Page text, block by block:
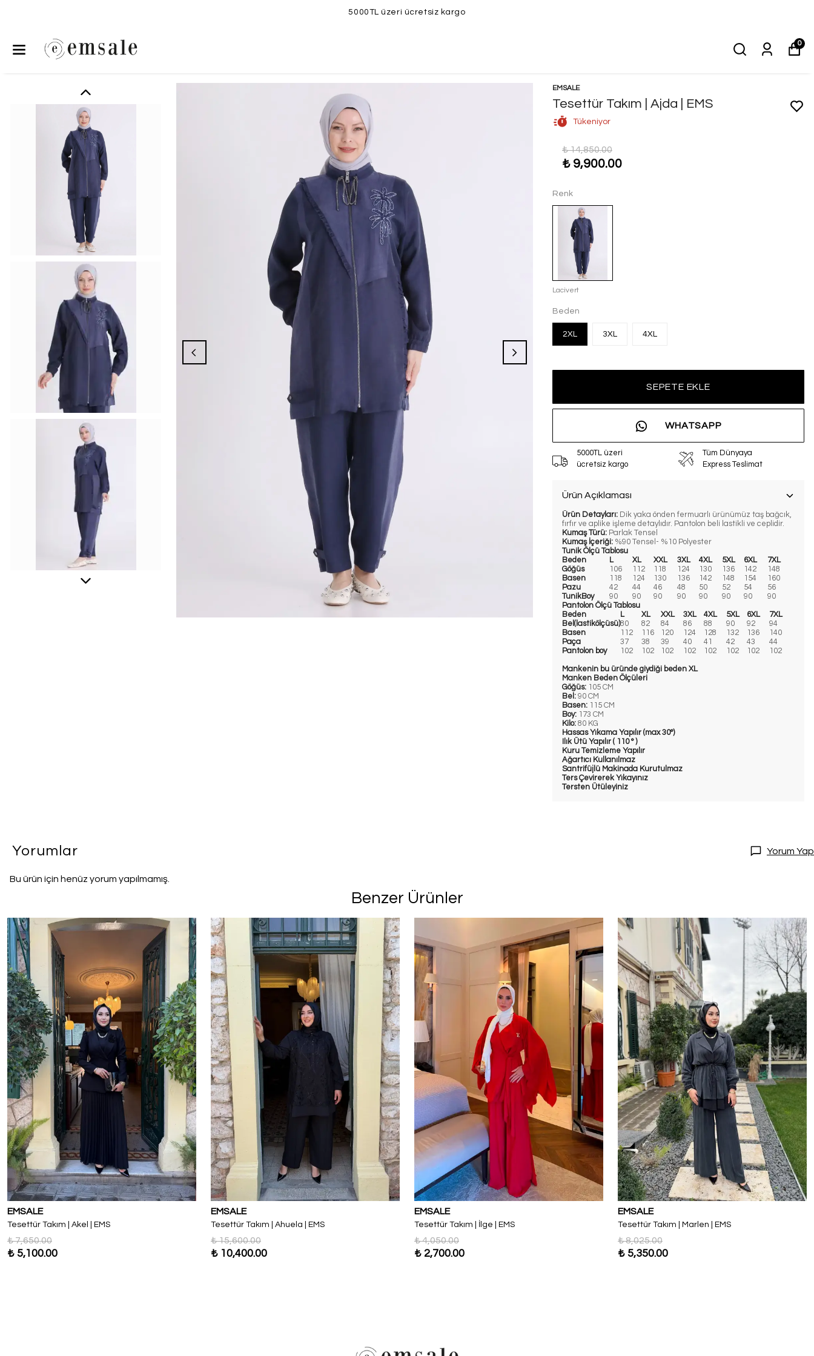
5000TL üzeri ücretsiz kargo
0
EMSALE
Tesettür Takım | Ajda | EMS
Tükeniyor
₺ 14,850.00
₺ 9,900.00
Renk
Lacivert
Beden
2XL 3XL 4XL
SEPETE EKLE
WHATSAPP
5000TL üzeri
ücretsiz kargo
Tüm Dünyaya
Express Teslimat
Ürün Açıklaması
Ürün Detayları: Dik yaka önden fermuarlı ürünümüz taş bağcık,
fırfır ve aplike işleme detaylıdır. Pantolon beli lastikli ve ceplidir.
Kumaş Türü: Parlak Tensel
Kumaş İçeriği: %90 Tensel- %10 Polyester
Tunik Ölçü Tablosu
Beden
L XL XXL 3XL 4XL 5XL 6XL
7XL
Göğüs
106 112 118 124 130 136 142
148
Basen
118 124 130 136 142 148 154
160
Pazu
42 44 46 48 50 52 54
56
TunikBoy
90 90 90 90 90 90 90
90
Pantolon Ölçü Tablosu
Beden
L XL XXL 3XL 4XL 5XL 6XL
7XL
Bel(lastikölçüsü)80 82 84 86 88 90 92
94
Basen
112 116 120 124 128 132 136
140
Paça
37 38 39 40 41 42 43
44
Pantolon boy
102 102 102 102 102 102 102 102
Mankenin bu üründe giydiği beden XL
Manken Beden Ölçüleri
Göğüs: 105 CM
Bel: 90 CM
Basen: 115 CM
Boy: 173 CM
Kilo: 80 KG
Hassas Yıkama Yapılır (max 30°)
Ilık Ütü Yapılır ( 110 ° )
Kuru Temizleme Yapılır
Ağartıcı Kullanılmaz
Santrifüjlü Makinada Kurutulmaz
Ters Çevirerek Yıkayınız
Tersten Ütüleyiniz
Yorumlar Yorum Yap
Bu ürün için henüz yorum yapılmamış.
Benzer Ürünler
EMSALE
Tesettür Takım | Akel | EMS
₺ 7,650.00
₺ 5,100.00
EMSALE
Tesettür Takım | Ahuela | EMS
₺ 15,600.00
₺ 10,400.00
EMSALE
Tesettür Takım | İlge | EMS
₺ 4,050.00
₺ 2,700.00
EMSALE
Tesettür Takım | Marlen | EMS
₺ 8,025.00
₺ 5,350.00